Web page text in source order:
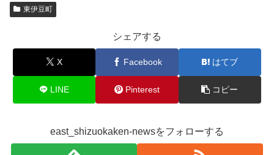
東伊豆町
シェアする
X Facebook はてブ
LINE Pinterest コピー
east_shizuokaken-newsをフォローする